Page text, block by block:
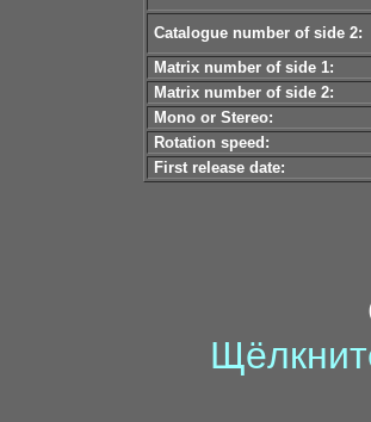
Catalogue number of side 2:
Matrix number of side 1:
Matrix number of side 2:
Mono or Stereo:
Rotation speed:
First release date: